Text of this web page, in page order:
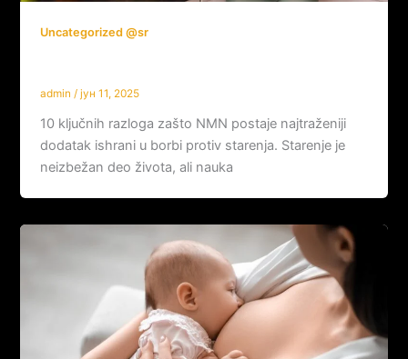
Uncategorized @sr
admin/јун 11, 2025
10 ključnih razloga zašto NMN postaje najtraženiji
dodatak ishrani u borbi protiv starenja. Starenje je
neizbežan deo života, ali nauka